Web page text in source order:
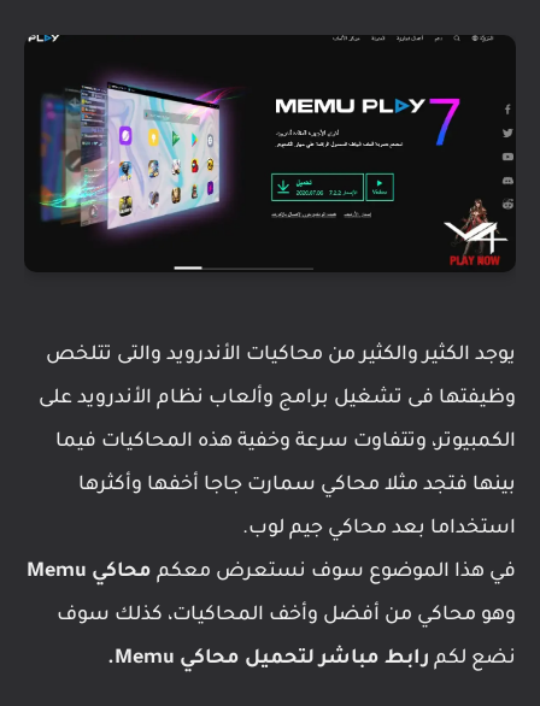
يوجد الكثير والكثير من محاكيات الأندرويد والتى تتلخص
وظيفتها فى تشغيل برامج وألعاب نظام الأندرويد على
الكمبيوتر، وتتفاوت سرعة وخفية هذه المحاكيات فيما
بينها فتجد مثلا محاكي سمارت جاجا أخفها وأكثرها
استخداما بعد محاكي جيم لوب.
في هذا الموضوع سوف نستعرض معكم محاكي Memu
وهو محاكي من أفضل وأخف المحاكيات، كذلك سوف
نضع لكم رابط مباشر لتحميل محاكي Memu.